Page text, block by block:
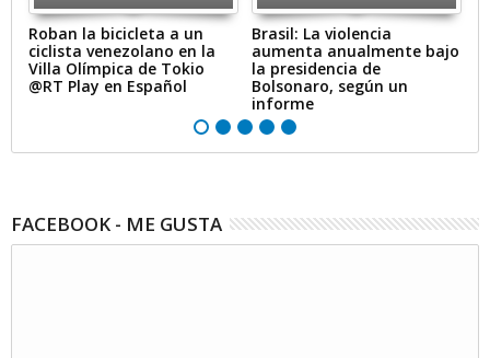
Roban la bicicleta a un
ciclista venezolano en la
Villa Olímpica de Tokio
@RT Play en Español
Brasil: La violencia
aumenta anualmente bajo
la presidencia de
Bolsonaro, según un
informe
FACEBOOK - ME GUSTA